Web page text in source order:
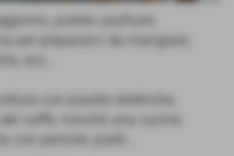
potete usufruire
per prepararvi da mangiare,
ecc...
con piastre elettriche,
caffè, nonchè una cucina
con pentole, piatti...